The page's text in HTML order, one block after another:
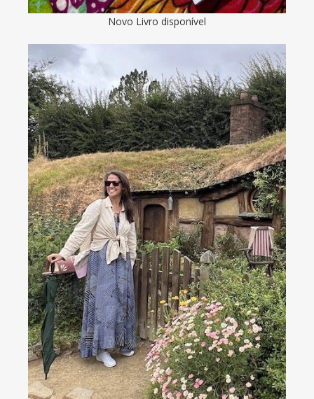
Novo Livro disponível